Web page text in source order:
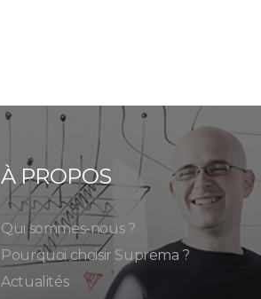
À PROPOS
Qui sommes-nous ?
Pourquoi choisir Suprema ?
Actualités